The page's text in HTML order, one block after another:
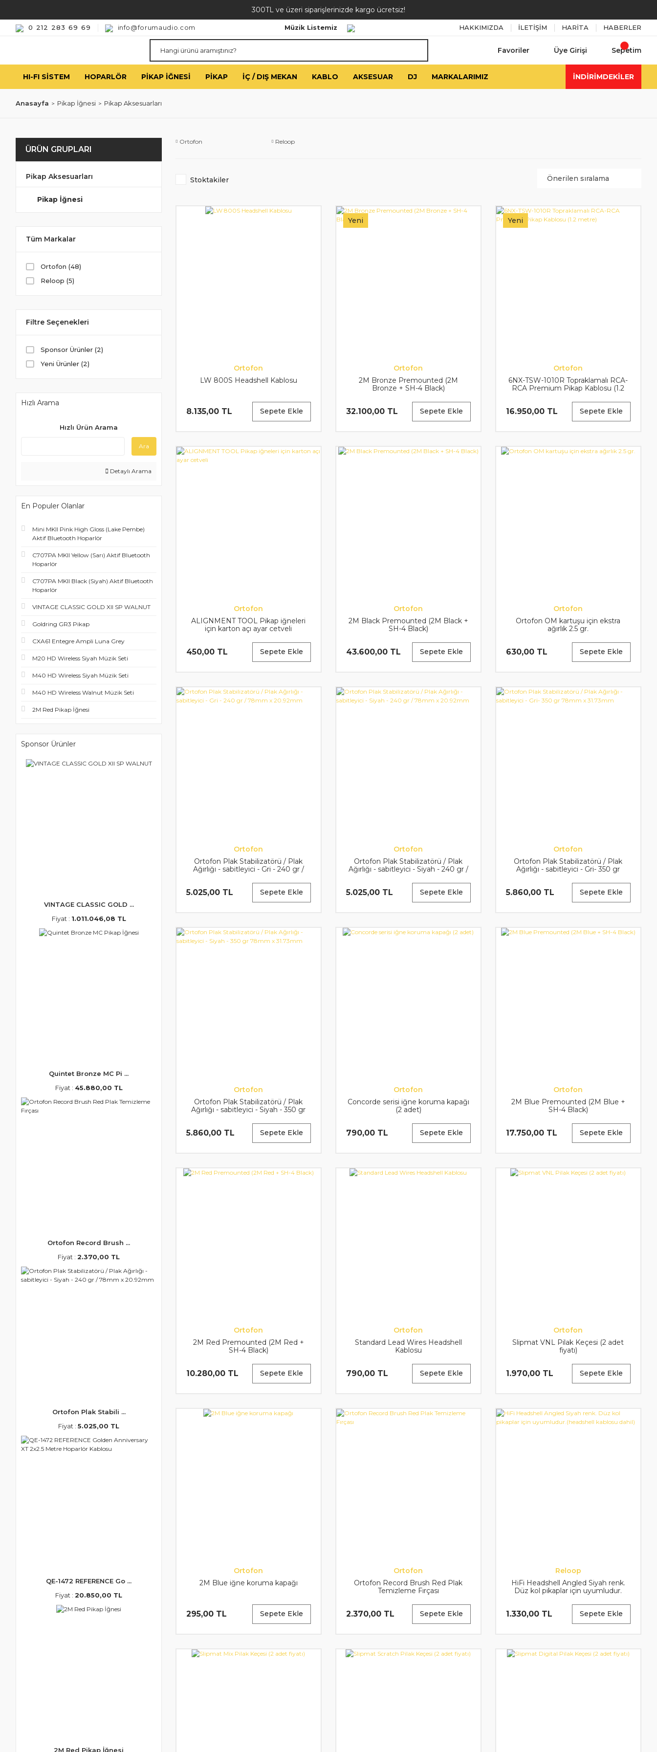
300TL ve üzeri siparişlerinizde kargo ücretsiz!
0 212 283 69 69 info@forumaudio.com Müzik Listemiz HAKKIMIZDA İLETİŞİM HARİTA HABERLER
Favoriler Üye Girişi Sepetim
HI-FI SISTEM HOPARLÖR PIKAP İĞNESI PIKAP İÇ / DIŞ MEKAN KABLO AKSESUAR DJ MARKALARIMIZ İNDİRİMDEKİLER
Anasayfa Pikap İğnesi Pikap Aksesuarları
ÜRÜN GRUPLARI
Pikap Aksesuarları
Pikap İğnesi
Tüm Markalar
Ortofon (48)
Reloop (5)
Filtre Seçenekleri
Sponsor Ürünler (2)
Yeni Ürünler (2)
Hızlı Arama
Hızlı Ürün Arama
Ara
Detaylı Arama
En Populer Olanlar
Mini MKII Pink High Gloss (Lake Pembe)
Aktif Bluetooth Hoparlör
C707PA MKII Yellow (Sarı) Aktif Bluetooth
Hoparlör
C707PA MKII Black (Siyah) Aktif Bluetooth
Hoparlör
VINTAGE CLASSIC GOLD XII SP WALNUT
Goldring GR3 Pikap
CXA61 Entegre Ampli Luna Grey
M20 HD Wireless Siyah Müzik Seti
M40 HD Wireless Siyah Müzik Seti
M40 HD Wireless Walnut Müzik Seti
2M Red Pikap İğnesi
Sponsor Ürünler
VINTAGE CLASSIC GOLD ...
Fiyat : 1.011.046,08 TL
Quintet Bronze MC Pi ...
Fiyat : 45.880,00 TL
Ortofon Record Brush ...
Fiyat : 2.370,00 TL
Ortofon Plak Stabili ...
Fiyat : 5.025,00 TL
QE-1472 REFERENCE Go ...
Fiyat : 20.850,00 TL
2M Red Pikap İğnesi
Ortofon Reloop
Stoktakiler
Ortofon
LW 800S Headshell Kablosu
8.135,00 TL Sepete Ekle
Yeni
Ortofon
2M Bronze Premounted (2M
Bronze + SH-4 Black)
32.100,00 TL Sepete Ekle
Yeni
Ortofon
6NX-TSW-1010R Topraklamalı RCA-
RCA Premium Pikap Kablosu (1.2
16.950,00 TL Sepete Ekle
Ortofon
ALIGNMENT TOOL Pikap iğneleri
için karton açı ayar cetveli
450,00 TL Sepete Ekle
Ortofon
2M Black Premounted (2M Black +
SH-4 Black)
43.600,00 TL Sepete Ekle
Ortofon
Ortofon OM kartuşu için ekstra
ağırlık 2.5 gr.
630,00 TL Sepete Ekle
Ortofon
Ortofon Plak Stabilizatörü / Plak
Ağırlığı - sabitleyici - Gri - 240 gr /
5.025,00 TL Sepete Ekle
Ortofon
Ortofon Plak Stabilizatörü / Plak
Ağırlığı - sabitleyici - Siyah - 240 gr /
5.025,00 TL Sepete Ekle
Ortofon
Ortofon Plak Stabilizatörü / Plak
Ağırlığı - sabitleyici - Gri- 350 gr
5.860,00 TL Sepete Ekle
Ortofon
Ortofon Plak Stabilizatörü / Plak
Ağırlığı - sabitleyici - Siyah - 350 gr
5.860,00 TL Sepete Ekle
Ortofon
Concorde serisi iğne koruma kapağı
(2 adet)
790,00 TL Sepete Ekle
Ortofon
2M Blue Premounted (2M Blue +
SH-4 Black)
17.750,00 TL Sepete Ekle
Ortofon
2M Red Premounted (2M Red +
SH-4 Black)
10.280,00 TL Sepete Ekle
Ortofon
Standard Lead Wires Headshell
Kablosu
790,00 TL Sepete Ekle
Ortofon
Slipmat VNL Pilak Keçesi (2 adet
fiyatı)
1.970,00 TL Sepete Ekle
Ortofon
2M Blue iğne koruma kapağı
295,00 TL Sepete Ekle
Ortofon
Ortofon Record Brush Red Plak
Temizleme Fırçası
2.370,00 TL Sepete Ekle
Reloop
HiFi Headshell Angled Siyah renk.
Düz kol pikaplar için uyumludur.
1.330,00 TL Sepete Ekle